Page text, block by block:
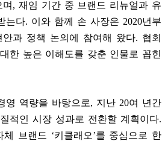
, 재임 기간 중 브랜드 리뉴얼과 유
는다. 이와 함께 손 사장은 2020년부
과 정책 논의에 참여해 왔다. 협회
한 높은 이해도를 갖춘 인물로 꼽힌
영 역량을 바탕으로, 지난 20여 년간
적인 시장 성과로 전환할 계획이다.
체 브랜드 ‘키클래오’를 중심으로 한